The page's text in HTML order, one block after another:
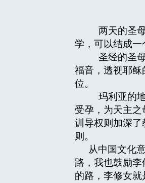
两天的圣母
学，可以结成一
圣经的圣母
福音，透视耶
位。
玛利亚的地
受孕，为天主
训导权则加深
则。
从中国文化
路，我也鼓励
的路，李修女